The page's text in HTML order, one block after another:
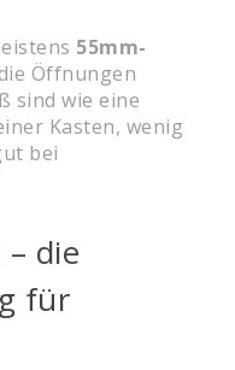
55mm-
Öffnungen
sind wie eine
Kasten, wenig
bei
die
für